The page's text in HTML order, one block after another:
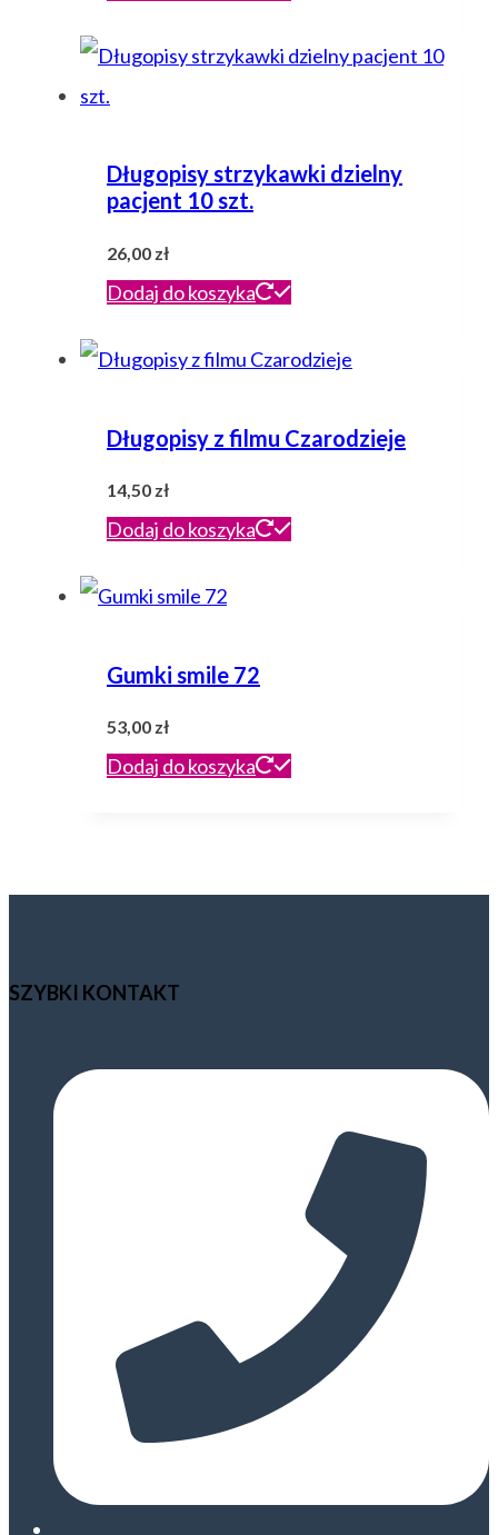
Długopisy strzykawki dzielny
pacjent 10 szt.
26,00 zł
Dodaj do koszyka
Długopisy z filmu Czarodzieje
14,50 zł
Dodaj do koszyka
Gumki smile 72
53,00 zł
Dodaj do koszyka
SZYBKI KONTAKT